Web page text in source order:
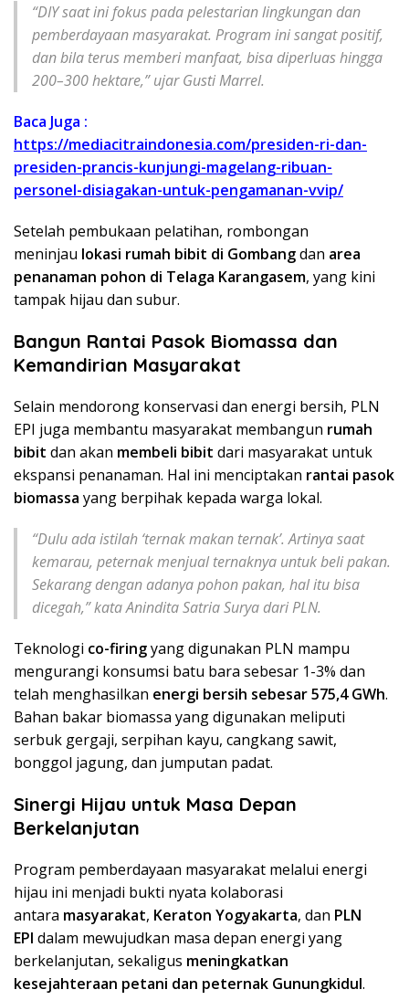
“DIY saat ini fokus pada pelestarian lingkungan dan
pemberdayaan masyarakat. Program ini sangat positif,
dan bila terus memberi manfaat, bisa diperluas hingga
200–300 hektare,” ujar Gusti Marrel.
Baca Juga :
https://mediacitraindonesia.com/presiden-ri-dan-
presiden-prancis-kunjungi-magelang-ribuan-
personel-disiagakan-untuk-pengamanan-vvip/
Setelah pembukaan pelatihan, rombongan
meninjau lokasi rumah bibit di Gombangdan area
penanaman pohon di Telaga Karangasem, yang kini
tampak hijau dan subur.
Bangun Rantai Pasok Biomassa dan
Kemandirian Masyarakat
Selain mendorong konservasi dan energi bersih, PLN
EPI juga membantu masyarakat membangun rumah
bibit dan akan membeli bibit dari masyarakat untuk
ekspansi penanaman. Hal ini menciptakan rantai pasok
biomassa yang berpihak kepada warga lokal.
“Dulu ada istilah ‘ternak makan ternak’. Artinya saat
kemarau, peternak menjual ternaknya untuk beli pakan.
Sekarang dengan adanya pohon pakan, hal itu bisa
dicegah,” kata Anindita Satria Surya dari PLN.
Teknologi co-firingyang digunakan PLN mampu
mengurangi konsumsi batu bara sebesar 1-3% dan
telah menghasilkan energi bersih sebesar 575,4 GWh.
Bahan bakar biomassa yang digunakan meliputi
serbuk gergaji, serpihan kayu, cangkang sawit,
bonggol jagung, dan jumputan padat.
Sinergi Hijau untuk Masa Depan
Berkelanjutan
Program pemberdayaan masyarakat melalui energi
hijau ini menjadi bukti nyata kolaborasi
antara masyarakat, Keraton Yogyakarta, dan PLN
EPI dalam mewujudkan masa depan energi yang
berkelanjutan, sekaligus meningkatkan
kesejahteraan petani dan peternak Gunungkidul.